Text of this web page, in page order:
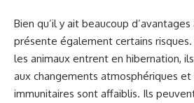
Bien qu’il y ait beaucoup
présente également certains
les animaux entrent en hibernation,
aux changements atmosphériques et
immunitaires sont affaiblis. Ils